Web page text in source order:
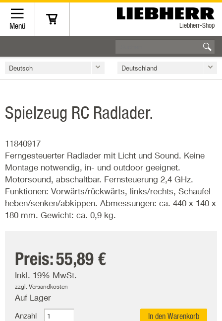
Menü Liebherr-Shop
Deutsch Deutschland
Spielzeug RC Radlader.
11840917
Ferngesteuerter Radlader mit Licht und Sound. Keine
Montage notwendig, in- und outdoor geeignet.
Motorsound, abschaltbar. Fernsteuerung 2,4 GHz.
Funktionen: Vorwärts/rückwärts, links/rechts, Schaufel
heben/senken/abkippen. Abmessungen: ca. 440 x 140 x
180 mm. Gewicht: ca. 0,9 kg.
Preis:55,89 €
Inkl. 19% MwSt.
zzgl. Versandkosten
Auf Lager
Anzahl In den Warenkorb